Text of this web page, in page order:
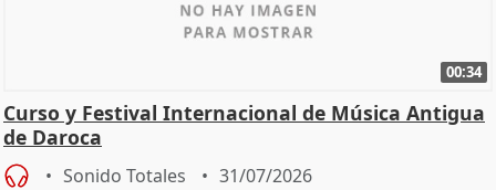
00:34
Curso y Festival Internacional de Música Antigua
de Daroca
Sonido Totales 31/07/2026